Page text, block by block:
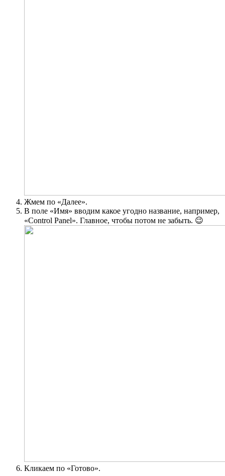
Жмем по «Далее».
В поле «Имя» вводим какое угодно название, например,
«Control Panel». Главное, чтобы потом не забыть. 😉
Кликаем по «Готово».